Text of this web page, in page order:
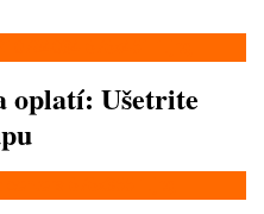
oplatí: Ušetrite